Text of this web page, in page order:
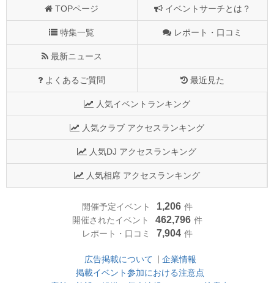
TOPページ イベントサーチとは？
特集一覧 レポート・口コミ
最新ニュース
よくあるご質問 最近見た
人気イベントランキング
人気クラブ アクセスランキング
人気DJ アクセスランキング
人気相席 アクセスランキング
開催予定イベント 1,206 件
開催されたイベント
462,796 件
レポート・口コミ
7,904 件
広告掲載について
企業情報
掲載イベント参加における注意点